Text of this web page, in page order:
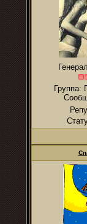
Группа: